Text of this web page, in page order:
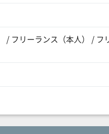
/ フリーランス（本人） / フ